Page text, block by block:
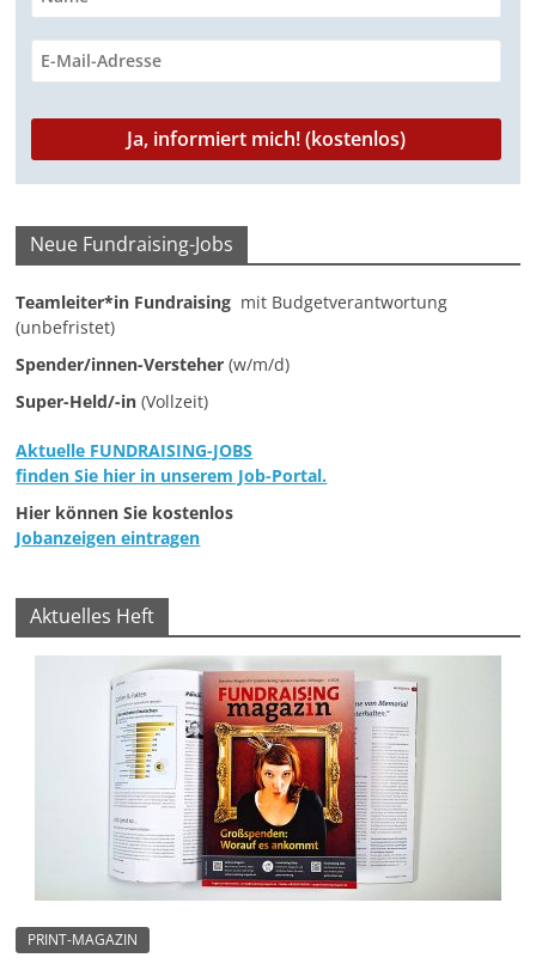
k
p
m
n
k
Neue Fundraising-Jobs
Teamleiter*in Fundraising mit Budgetverantwortung
(unbefristet)
Spender/innen-Versteher (w/m/d)
Super-Held/-in (Vollzeit)
Aktuelle FUNDRAISING-JOBS
finden Sie hier in unserem Job-Portal.
Hier können Sie kostenlos
Jobanzeigen eintragen
Aktuelles Heft
PRINT-MAGAZIN